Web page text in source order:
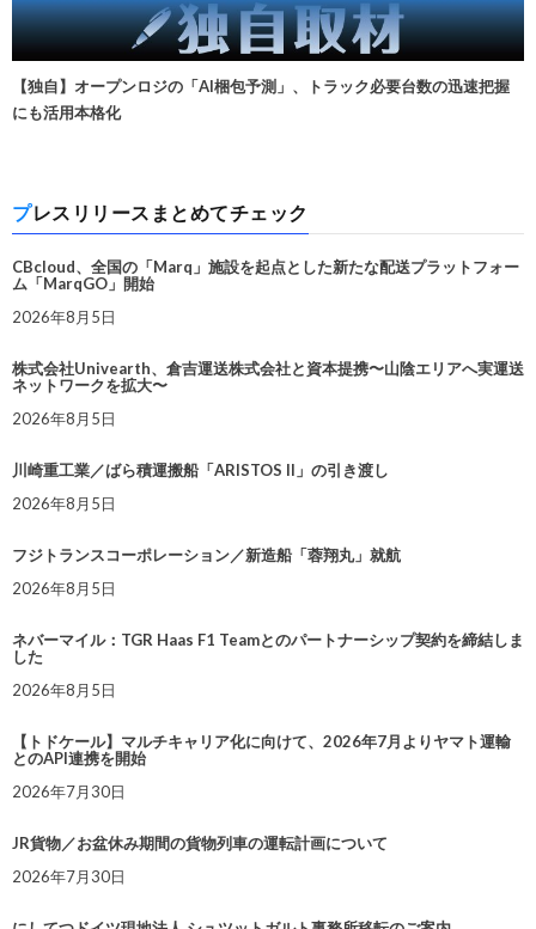
【独自】オープンロジの「AI梱包予測」、トラック必要台数の迅速把握
にも活用本格化
プレスリリースまとめてチェック
CBcloud、全国の「Marq」施設を起点とした新たな配送プラットフォー
ム「MarqGO」開始
2026年8月5日
株式会社Univearth、倉吉運送株式会社と資本提携〜山陰エリアへ実運送
ネットワークを拡大〜
2026年8月5日
川崎重工業／ばら積運搬船「ARISTOS II」の引き渡し
2026年8月5日
フジトランスコーポレーション／新造船「蓉翔丸」就航
2026年8月5日
ネバーマイル：TGR Haas F1 Teamとのパートナーシップ契約を締結しま
した
2026年8月5日
【トドケール】マルチキャリア化に向けて、2026年7月よりヤマト運輸
とのAPI連携を開始
2026年7月30日
JR貨物／お盆休み期間の貨物列車の運転計画について
2026年7月30日